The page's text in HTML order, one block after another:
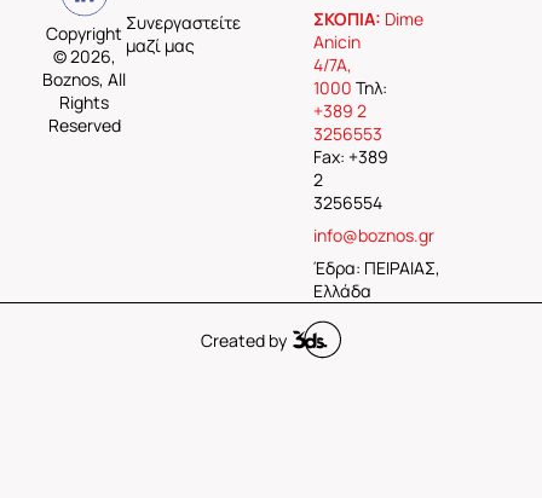
Copyright
© 2026,
Boznos, All
Rights
Reserved
Συνεργαστείτε
μαζί μας
ΣΚΟΠΙΑ: Dime
Anicin
4/7A,
1000 Τηλ:
+389 2
3256553
Fax: +389
2
3256554
info@boznos.gr
Έδρα: ΠΕΙΡΑΙΑΣ,
Ελλάδα
Created by